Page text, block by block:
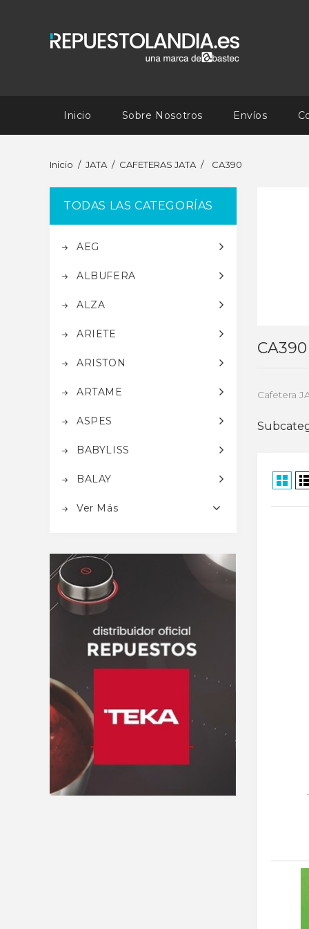
Inicio Sobre Nosotros Envíos
Inicio JATA CAFETERAS JATA CA390
TODAS LAS CATEGORÍAS
AEG
ALBUFERA
ALZA
ARIETE
ARISTON
ARTAME
ASPES
BABYLISS
BALAY
Ver Más
CA390
Cafetera